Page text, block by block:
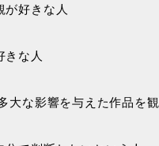
が好きな人
きな人
大な影響を与えた作品を